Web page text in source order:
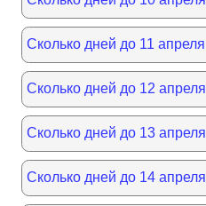
Сколько дней до 11 апреля
Сколько дней до 12 апреля
Сколько дней до 13 апреля
Сколько дней до 14 апреля